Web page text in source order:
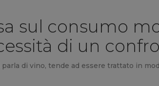
sul consumo
di un
di vino, tende ad essere trattato in